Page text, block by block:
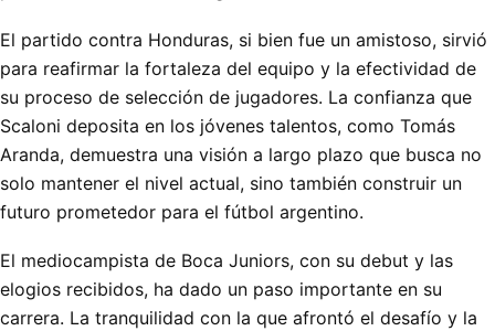
El partido contra Honduras, si bien fue un amistoso, sirvió
para reafirmar la fortaleza del equipo y la efectividad de
su proceso de selección de jugadores. La confianza que
Scaloni deposita en los jóvenes talentos, como Tomás
Aranda, demuestra una visión a largo plazo que busca no
solo mantener el nivel actual, sino también construir un
futuro prometedor para el fútbol argentino.
El mediocampista de Boca Juniors, con su debut y las
elogios recibidos, ha dado un paso importante en su
carrera. La tranquilidad con la que afrontó el desafío y la